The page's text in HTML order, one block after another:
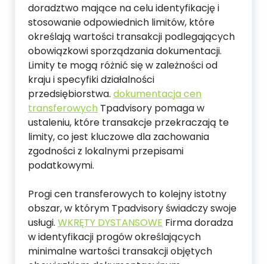
doradztwo mające na celu identyfikację i
stosowanie odpowiednich limitów, które
określają wartości transakcji podlegających
obowiązkowi sporządzania dokumentacji.
Limity te mogą różnić się w zależności od
kraju i specyfiki działalności
przedsiębiorstwa. dokumentacja cen
transferowych Tpadvisory pomaga w
ustaleniu, które transakcje przekraczają te
limity, co jest kluczowe dla zachowania
zgodności z lokalnymi przepisami
podatkowymi.
Progi cen transferowych to kolejny istotny
obszar, w którym Tpadvisory świadczy swoje
usługi. WKRĘTY DYSTANSOWE Firma doradza
w identyfikacji progów określających
minimalne wartości transakcji objętych